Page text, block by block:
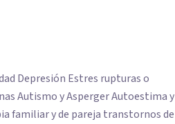
Autismo y Asperger Autoestima y
familiar y de pareja transtornos de